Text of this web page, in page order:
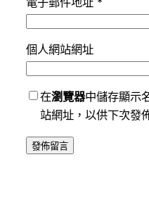
個人網站網址
在瀏覽器中儲存顯示
站網址，以供下次發